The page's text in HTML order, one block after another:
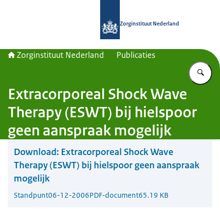
Zorginstituut Nederland
Zorginstituut Nederland Publicaties
Extracorporeal Shock Wave
Therapy (ESWT) bij hielspoor
geen aanspraak mogelijk
Download: Extracorporeal Shock Wave
Therapy (ESWT) bij hielspoor geen aanspraak
mogelijk
Standpunt06-12-2006PDF-document65.19 KB